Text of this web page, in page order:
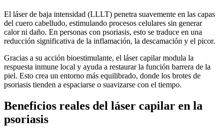
El láser de baja intensidad (LLLT) penetra suavemente en las capas
del cuero cabelludo, estimulando procesos celulares sin generar
calor ni daño. En personas con psoriasis, esto se traduce en una
reducción significativa de la inflamación, la descamación y el picor.
Gracias a su acción bioestimulante, el láser capilar modula la
respuesta inmune local y ayuda a restaurar la función barrera de la
piel. Esto crea un entorno más equilibrado, donde los brotes de
psoriasis tienden a espaciarse o suavizarse con el tiempo.
Beneficios reales del láser capilar en la
psoriasis